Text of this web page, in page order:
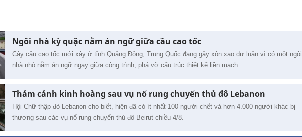
Ngôi nhà kỳ quặc nằm án ngữ giữa cầu cao tốc
Cây cầu cao tốc mới xây ở tỉnh Quảng Đông, Trung Quốc đang gây xôn xao dư luận vì có một ngôi
nhà nhỏ nằm án ngữ ngay giữa công trình, phá vỡ cấu trúc thiết kế liền mạch.
Thảm cảnh kinh hoàng sau vụ nổ rung chuyển thủ đô Lebanon
Hội Chữ thập đỏ Lebanon cho biết, hiện đã có ít nhất 100 người chết và hơn 4.000 người khác bị
thương sau các vụ nổ rung chuyển thủ đô Beirut chiều 4/8.